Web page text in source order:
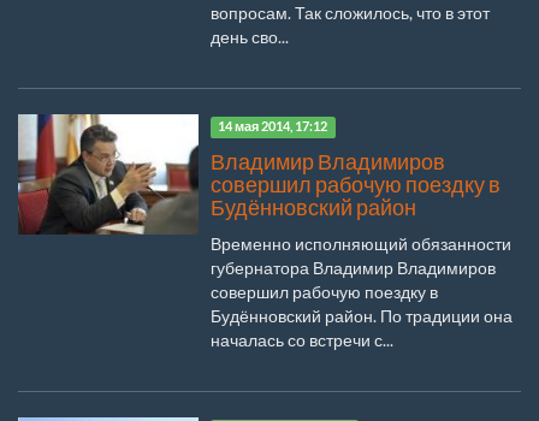
вопросам. Так сложилось, что в этот
день сво...
14 мая 2014, 17:12
Владимир Владимиров
совершил рабочую поездку в
Будённовский район
Временно исполняющий обязанности
губернатора Владимир Владимиров
совершил рабочую поездку в
Будённовский район. По традиции она
началась со встречи с...